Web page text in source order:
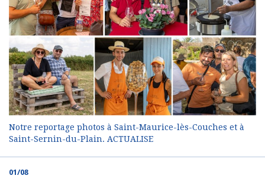
Notre reportage photos à Saint-Maurice-lès-Couches et à
Saint-Sernin-du-Plain. ACTUALISE
01/08